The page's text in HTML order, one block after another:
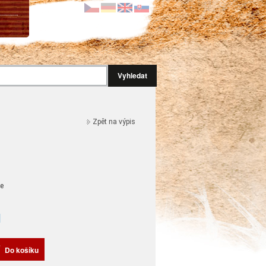
Vyhledat
Zpět na výpis
Do košíku